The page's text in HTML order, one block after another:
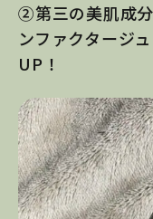
②第三の美肌成
ンファクタージ
UP！